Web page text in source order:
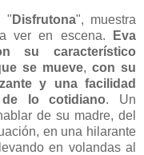
" Disfrutona", muestra
ver en escena.
Eva
su característico
se mueve,con su
y una facilidad
lo cotidiano. Un
de su madre, del
en una hilarante
en volandas al